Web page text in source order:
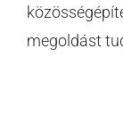
megoldást